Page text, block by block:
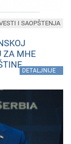
ZA MHE
DETALJNIJE
I SAOPŠTENJA